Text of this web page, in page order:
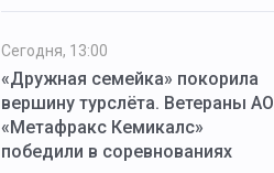
Сегодня, 13:00
«Дружная семейка» покорила
вершину турслёта. Ветераны АО
«Метафракс Кемикалс»
победили в соревнованиях